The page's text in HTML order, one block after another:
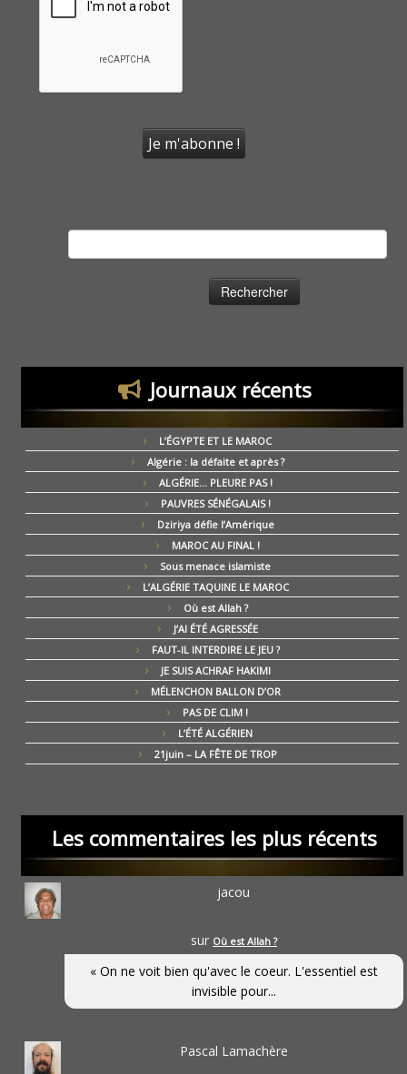
Journaux récents
L’ÉGYPTE ET LE MAROC
Algérie : la défaite et après ?
ALGÉRIE… PLEURE PAS !
PAUVRES SÉNÉGALAIS !
Dziriya défie l’Amérique
MAROC AU FINAL !
Sous menace islamiste
L’ALGÉRIE TAQUINE LE MAROC
Où est Allah ?
J’AI ÉTÉ AGRESSÉE
FAUT-IL INTERDIRE LE JEU ?
JE SUIS ACHRAF HAKIMI
MÉLENCHON BALLON D’OR
PAS DE CLIM !
L’ÉTÉ ALGÉRIEN
21juin – LA FÊTE DE TROP
Les commentaires les plus récents
jacou
sur Où est Allah ?
« On ne voit bien qu'avec le coeur. L'essentiel est
invisible pour...
Pascal Lamachère